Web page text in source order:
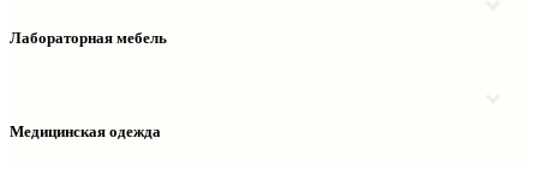
Столы рабочие
Шкафы колонки
Шкафы колонки медицинские
Лабораторная мебель
Тумбы мойки лабораторные
Медицинская одежда